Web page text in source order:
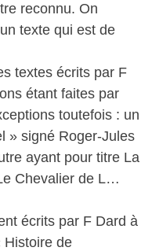
reconnu. On
texte qui est de
textes écrits par F
étant faites par
toutefois : un
» signé Roger-Jules
ayant pour titre La
Chevalier de L…
écrits par F Dard à
Histoire de